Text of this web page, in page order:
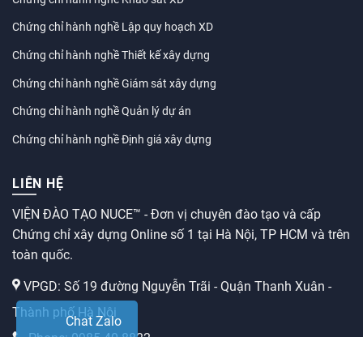
Chứng chỉ hành nghề Lập quy hoạch XD
Chứng chỉ hành nghề Thiết kế xây dựng
Chứng chỉ hành nghề Giám sát xây dựng
Chứng chỉ hành nghề Quản lý dự án
Chứng chỉ hành nghề Định giá xây dựng
LIÊN HỆ
VIỆN ĐÀO TẠO NUCE™ - Đơn vị chuyên đào tạo và cấp
Chứng chỉ xây dựng Online số 1 tại Hà Nội, TP HCM và trên
toàn quốc.
VPGD: Số 19 đường Nguyễn Trãi - Quận Thanh Xuân -
Thành phố Hà Nội
Chat Zalo